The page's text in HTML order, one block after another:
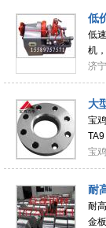
低
低
机
生
济
大
宝
兰
宝
耐
耐
金